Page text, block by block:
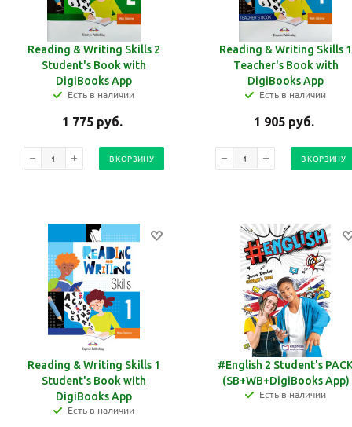
Reading & Writing Skills 2
Student's Book with
DigiBooks App
Есть в наличии
1 775 руб.
В КОРЗИНУ
Reading & Writing Skills 1
Teacher's Book with
DigiBooks App
Есть в наличии
1 905 руб.
В КОРЗИНУ
Reading & Writing Skills 1
Student's Book with
DigiBooks App
Есть в наличии
#English 2 Student's
(SB+WB+DigiBooks App)
Есть в наличии